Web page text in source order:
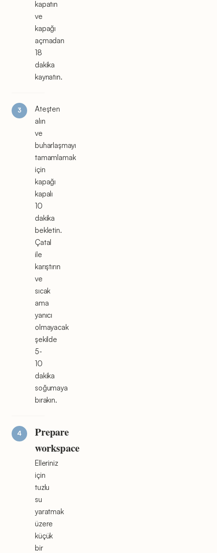
kapatın
ve
kapağı
açmadan
18
dakika
kaynatın.
Ateşten
alın
ve
buharlaşmayı
tamamlamak
için
kapağı
kapalı
10
dakika
bekletin.
Çatal
ile
karıştırın
ve
sıcak
ama
yanıcı
olmayacak
şekilde
5-
10
dakika
soğumaya
bırakın.
Prepare
workspace
Elleriniz
için
tuzlu
su
yaratmak
üzere
küçük
bir